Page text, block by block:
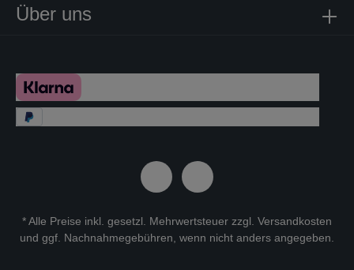
Über uns
* Alle Preise inkl. gesetzl. Mehrwertsteuer zzgl. Versandkosten
und ggf. Nachnahmegebühren, wenn nicht anders angegeben.